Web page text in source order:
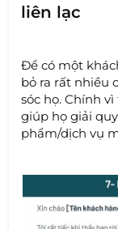
liên lạc
Để có một
bỏ ra rất nhiều
sóc họ. Chính
giúp họ giải
phẩm/dịch vụ